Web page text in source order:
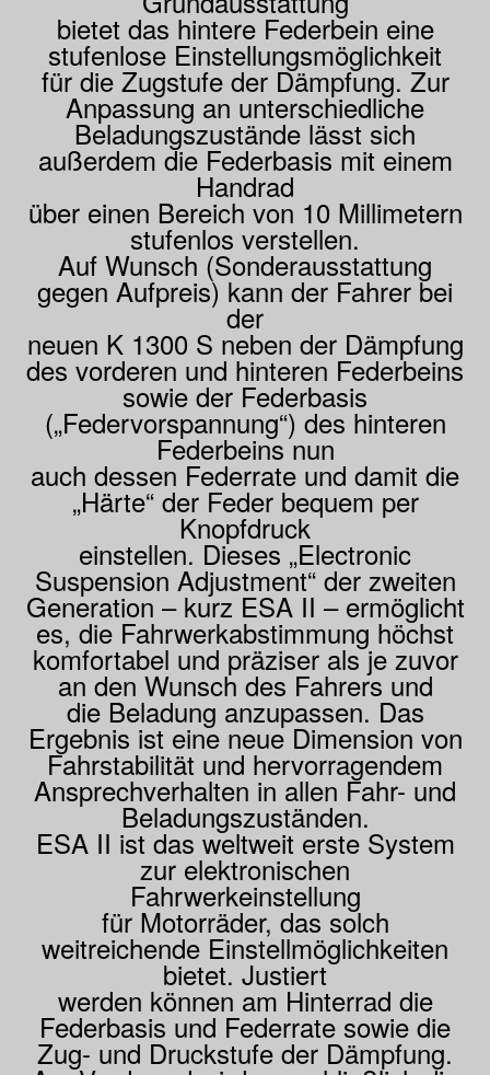
bietet das hintere Federbein eine
stufenlose Einstellungsmöglichkeit
für die Zugstufe der Dämpfung. Zur
Anpassung an unterschiedliche
Beladungszustände lässt sich
außerdem die Federbasis mit einem
Handrad
über einen Bereich von 10 Millimetern
stufenlos verstellen.
Auf Wunsch (Sonderausstattung
gegen Aufpreis) kann der Fahrer bei
der
neuen K 1300 S neben der Dämpfung
des vorderen und hinteren Federbeins
sowie der Federbasis
(„Federvorspannung“) des hinteren
Federbeins nun
auch dessen Federrate und damit die
„Härte“ der Feder bequem per
Knopfdruck
einstellen. Dieses „Electronic
Suspension Adjustment“ der zweiten
Generation – kurz ESA II – ermöglicht
es, die Fahrwerkabstimmung höchst
komfortabel und präziser als je zuvor
an den Wunsch des Fahrers und
die Beladung anzupassen. Das
Ergebnis ist eine neue Dimension von
Fahrstabilität und hervorragendem
Ansprechverhalten in allen Fahr- und
Beladungszuständen.
ESA II ist das weltweit erste System
zur elektronischen
Fahrwerkeinstellung
für Motorräder, das solch
weitreichende Einstellmöglichkeiten
bietet. Justiert
werden können am Hinterrad die
Federbasis und Federrate sowie die
Zug- und Druckstufe der Dämpfung.